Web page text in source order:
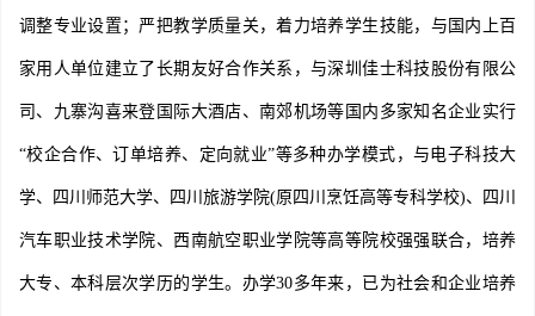
调整专业设置；严把教学质量关，着力培养学生技能，与国内上百
家用人单位建立了长期友好合作关系，与深圳佳士科技股份有限公
司、九寨沟喜来登国际大酒店、南郊机场等国内多家知名企业实行
“校企合作、订单培养、定向就业”等多种办学模式，与电子科技大
学、四川师范大学、四川旅游学院(原四川烹饪高等专科学校)、四川
汽车职业技术学院、西南航空职业学院等高等院校强强联合，培养
大专、本科层次学历的学生。办学30多年来，已为社会和企业培养